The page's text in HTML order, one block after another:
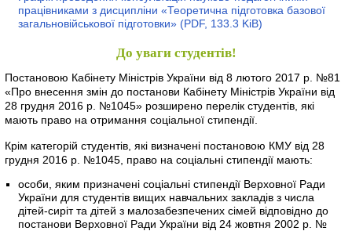
працівниками з дисципліни «Теоретична підготовка базової
загальновійськової підготовки» (PDF, 133.3 KiB)
До уваги студентів!
Постановою Кабінету Міністрів України від 8 лютого 2017 р. №81
«Про внесення змін до постанови Кабінету Міністрів України від
28 грудня 2016 р. №1045» розширено перелік студентів, які
мають право на отримання соціальної стипендії.
Крім категорій студентів, які визначені постановою КМУ від 28
грудня 2016 р. №1045, право на соціальні стипендії мають:
особи, яким призначені соціальні стипендії Верховної Ради
України для студентів вищих навчальних закладів з числа
дітей-сиріт та дітей з малозабезпечених сімей відповідно до
постанови Верховної Ради України від 24 жовтня 2002 р. №